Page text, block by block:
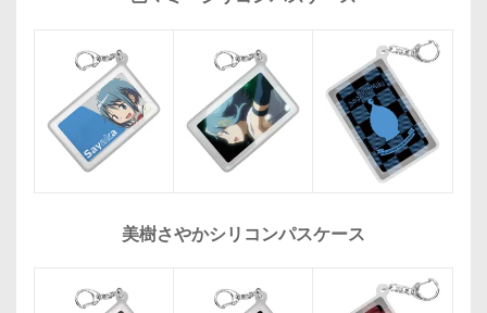
美樹さやかシリコンパスケース